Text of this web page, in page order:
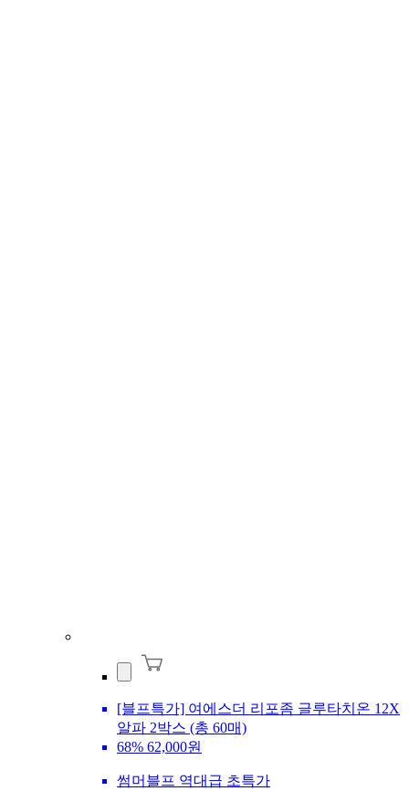
[블프특가] 여에스더 리포좀 글루타치온 12X
알파 2박스 (총 60매)
68% 62,000원
썸머블프 역대급 초특가